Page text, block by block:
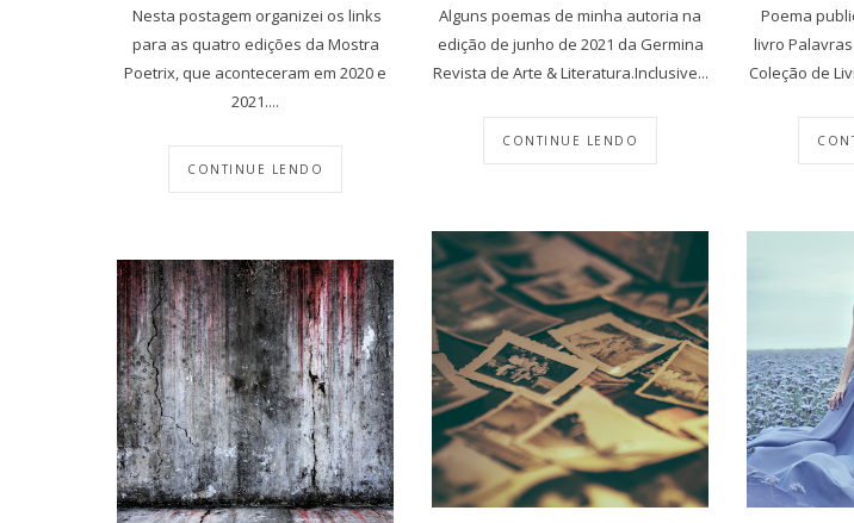
Nesta postagem organizei os links
para as quatro edições da Mostra
Poetrix, que aconteceram em 2020 e
2021....
CONTINUE LENDO
Alguns poemas de minha autoria na
edição de junho de 2021 da Germina
Revista de Arte & Literatura.Inclusive...
CONTINUE LENDO
Poema
livro
Coleção de